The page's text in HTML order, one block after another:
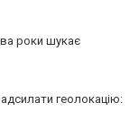
роки шукає
геолокацію: